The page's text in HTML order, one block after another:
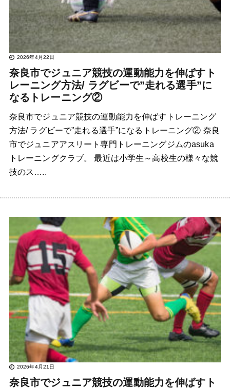
2026年4月22日
奈良市でジュニア競技の運動能力を伸ばすト
レーニング方法/ ラグビーで”走れる選手”に
なるトレーニング②
奈良市でジュニア競技の運動能力を伸ばすトレーニング
方法/ ラグビーで”走れる選手”になるトレーニング② 奈良
市でジュニアアスリート専門トレーニングジムのasuka
トレーニングクラブ。 最近は小学生～高校生の様々な競
技のス…..
2026年4月21日
奈良市でジュニア競技の運動能力を伸ばすト